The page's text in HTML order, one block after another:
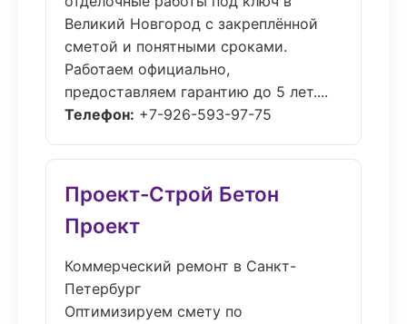
Великий Новгород с закреплённой
сметой и понятными сроками.
Работаем официально,
предоставляем гарантию до 5 лет....
Телефон: +7-926-593-97-75
Проект-Строй Бетон
Проект
Коммерческий ремонт в Санкт-
Петербург
Оптимизируем смету по